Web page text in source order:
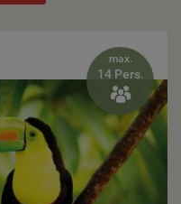
max.
14 Pers.
